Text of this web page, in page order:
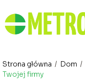
Strona główna / Dom /
Twojej firmy